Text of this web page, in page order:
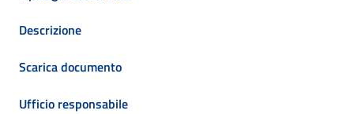
Descrizione
Scarica documento
Ufficio responsabile